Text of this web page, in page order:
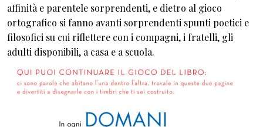
affinità e parentele sorprendenti, e dietro al gioco
ortografico si fanno avanti sorprendenti spunti poetici e
filosofici su cui riflettere con i compagni, i fratelli, gli
adulti disponibili, a casa e a scuola.